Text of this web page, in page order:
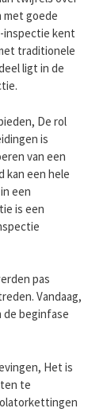
met goede
inspectie kent
traditionele
ligt in de
De rol
is
van een
kan een hele
een
is een
pas
Vandaag,
beginfase
Het is
te